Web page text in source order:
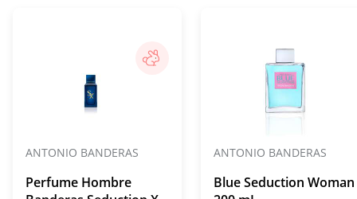
ANTONIO BANDERAS
Perfume Hombre
ANTONIO BANDERAS
Blue Seduction Woman